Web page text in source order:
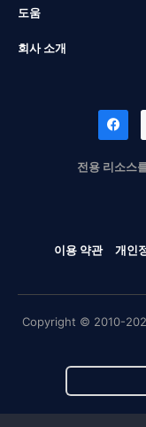
도움
회사 소개
전용 리소스
이용 약관 개인
Copyright © 2010-